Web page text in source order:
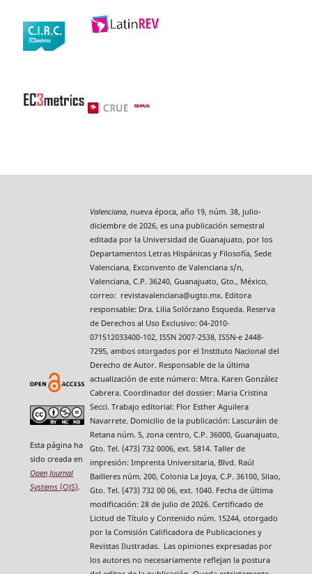
Esta página ha
sido creada en
Open Journal
Systems(OJS).
Valenciana, nueva época, año 19, núm. 38, julio-
diciembre de 2026, es una publicación semestral
editada por la Universidad de Guanajuato, por los
Departamentos Letras Hispánicas y Filosofía, Sede
Valenciana, Exconvento de Valenciana s/n,
Valenciana, C.P. 36240, Guanajuato, Gto., México,
correo: revistavalenciana@ugto.mx. Editora
responsable: Dra. Lilia Solórzano Esqueda. Reserva
de Derechos al Uso Exclusivo: 04-2010-
071512033400-102, ISSN 2007-2538, ISSN-e 2448-
7295, ambos otorgados por el Instituto Nacional del
Derecho de Autor. Responsable de la última
actualización de este número: Mtra. Karen González
Cabrera. Coordinador del dossier: Maria Cristina
Secci. Trabajo editorial: Flor Esther Aguilera
Navarrete. Domicilio de la publicación: Lascuráin de
Retana núm. 5, zona centro, C.P. 36000, Guanajuato,
Gto. Tel. (473) 732 0006, ext. 5814. Taller de
impresión: Imprenta Universitaria, Blvd. Raúl
Bailleres núm. 200, Colonia La Joya, C.P. 36100, Silao,
Gto. Tel. (473) 732 00 06, ext. 1040. Fecha de última
modificación: 28 de julio de 2026. Certificado de
Licitud de Título y Contenido núm. 15244, otorgado
por la Comisión Calificadora de Publicaciones y
Revistas Ilustradas. Las opiniones expresadas por
los autores no necesariamente reflejan la postura